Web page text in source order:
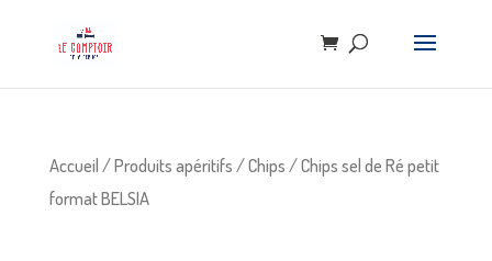
Accueil/Produits apéritifs/Chips/ Chips sel de Ré petit
format BELSIA